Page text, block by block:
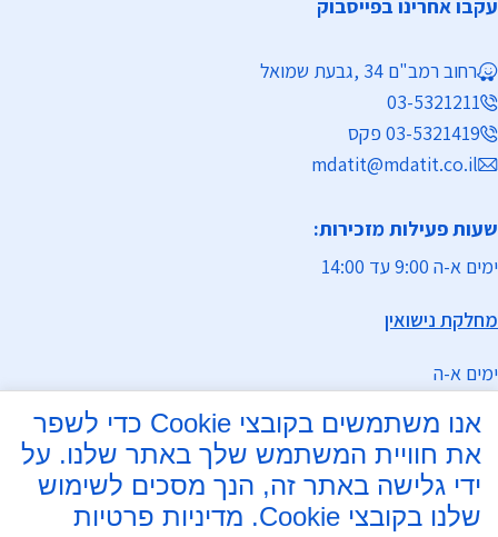
עקבו אחרינו בפייסבוק
רחוב רמב"ם 34 ,גבעת שמואל
03-5321211
03-5321419 פקס
mdatit@mdatit.co.il
שעות פעילות מזכירות:
ימים א-ה 9:00 עד 14:00
מחלקת נישואין
ימים א-ה
9:00 עד 13:00
17:00 - 19:00
אנו משתמשים בקובצי Cookie כדי לשפר
את חוויית המשתמש שלך באתר שלנו. על
ידי גלישה באתר זה, הנך מסכים לשימוש
שלנו בקובצי Cookie.
מדיניות פרטיות